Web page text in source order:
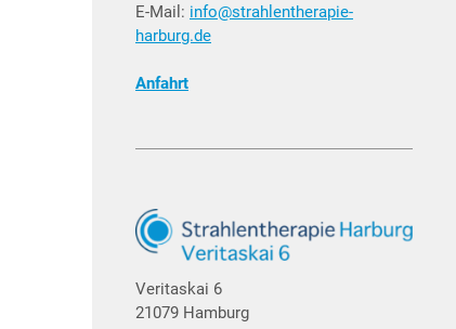
E-Mail: info@strahlentherapie-
harburg.de
Anfahrt
Veritaskai 6
21079 Hamburg